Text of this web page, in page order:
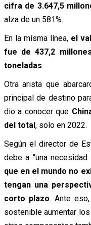
cifra de 3.647,5
alza de un 581%.
En la mísma línea, el
fue de 437,2
toneladas.
Otra arista que
principal de destino
dio a conocer que
del total, solo en 2022.
Según el director de
debe a “una
que en el mundo no
tengan una
corto plazo. Ante
sostenible aumentar